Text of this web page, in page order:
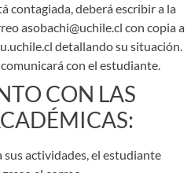
contagiada, deberá escribir a la
asobachi@uchile.cl con copia a
detallando su situación.
con el estudiante.
CON LAS
actividades, el estudiante